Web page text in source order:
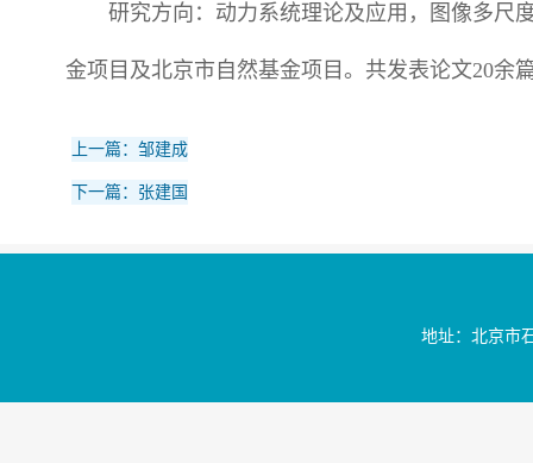
研究方向：动力系统理论及应用，图像多尺
金项目及北京市自然基金项目。共发表论文20余
上一篇：邹建成
下一篇：张建国
地址：北京市